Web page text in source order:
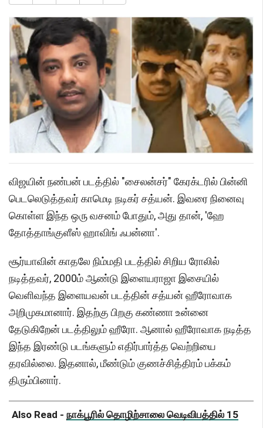
விஜயின் நண்பன் படத்தில் "சைலன்சர்" கேரக்டரில் பின்னி
பெடலெடுத்தவர் காமெடி நடிகர் சத்யன். இவரை நினைவு
கொள்ள இந்த ஒரு வசனம் போதும், அது தான், 'ஹே
தோத்தாங்குளீஸ் ஹாவிங் ஃபன்னா'.
சூர்யாவின் காதலே நிம்மதி படத்தில் சிறிய ரோலில்
நடித்தவர், 2000ம் ஆண்டு இளையராஜா இசையில்
வெளிவந்த இளையவன் படத்தின் சத்யன் ஹீரோவாக
அறிமுகமானார். இதற்கு பிறகு கண்ணா உன்னை
தேடுகிறேன் படத்திலும் ஹீரோ. ஆனால் ஹீரோவாக நடித்த
இந்த இரண்டு படங்களும் எதிர்பார்த்த வெற்றியை
தரவில்லை. இதனால், மீண்டும் குணச்சித்திரம் பக்கம்
திரும்பினார்.
Also Read - நாக்பூரில் தொழிற்சாலை வெடிவிபத்தில் 15